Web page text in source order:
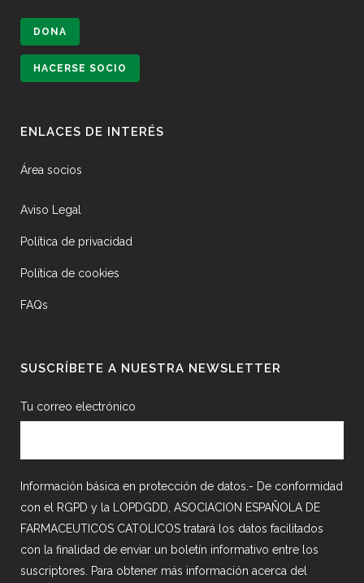
DONA
HACERSE SOCIO
ENLACES DE INTERÉS
Área socios
Aviso Legal
Política de privacidad
Política de cookies
FAQs
SUSCRÍBETE A NUESTRA NEWSLETTER
Tu correo electrónico
Información básica en protección de datos.- De conformidad
con el RGPD y la LOPDGDD, ASOCIACION ESPAÑOLA DE
FARMACEUTICOS CATOLICOS tratará los datos facilitados
con la finalidad de enviar un boletín informativo entre los
suscriptores. Para obtener más información acerca del